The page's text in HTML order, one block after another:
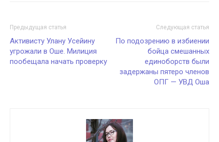
Предыдущая статья
Активисту Улану Усейину
угрожали в Оше. Милиция
пообещала начать проверку
Следующая статья
По подозрению в избиении
бойца смешанных
единоборств были
задержаны пятеро членов
ОПГ — УВД Оша